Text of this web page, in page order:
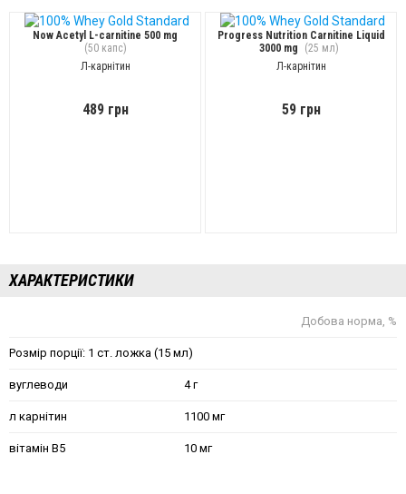
Now Acetyl L-carnitine 500 mg
(50 капс)
Л-карнітин
489 грн
Progress Nutrition Carnitine Liquid
3000 mg
(25 мл)
Л-карнітин
59 грн
ХАРАКТЕРИСТИКИ
Добова норма, %
Розмір порції: 1 ст. ложка (15 мл)
вуглеводи 4 г
л карнітин 1100 мг
вітамін В5 10 мг